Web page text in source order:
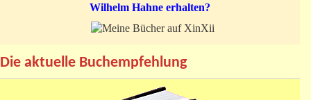
Wilhelm Hahne erhalten?
Die aktuelle Buchempfehlung